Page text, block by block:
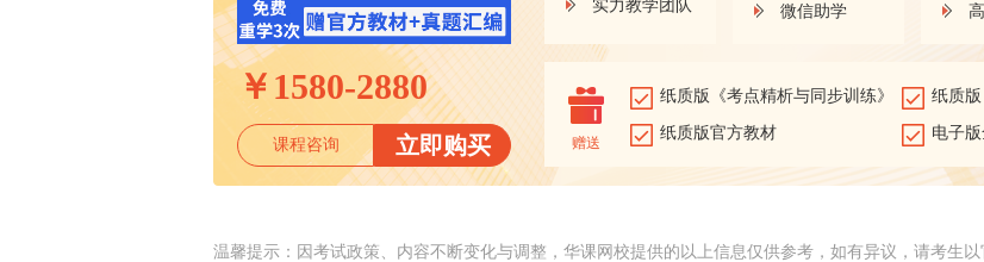
￥ 1580-2880
课程咨询 立即购买
实力教学团队 微信助学
赠送
纸质版《考点精析与同步训练》 纸质版
纸质版官方教材 电子
温馨提示：因考试政策、内容不断变化与调整，华课网校提供的以上信息仅供参考，如有异议，请考生